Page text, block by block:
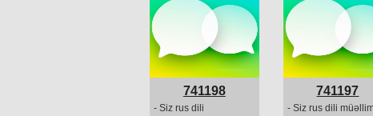
741198
- Siz rus dili
741197
- Siz rus dili